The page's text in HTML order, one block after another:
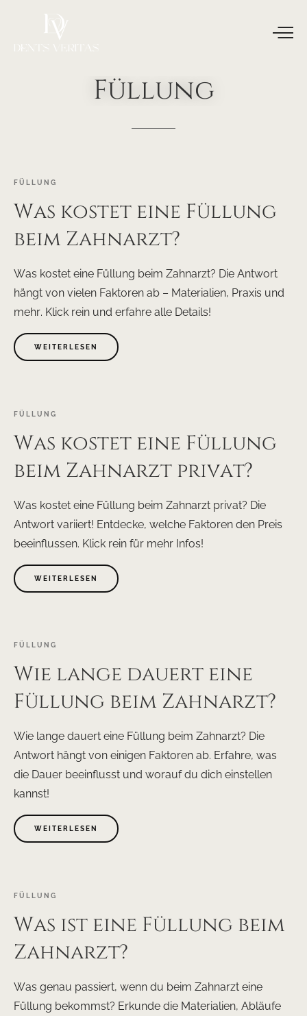
Füllung
FÜLLUNG
Was kostet eine Füllung
beim Zahnarzt?
Was kostet eine Füllung beim Zahnarzt? Die Antwort
hängt von vielen Faktoren ab – Materialien, Praxis und
mehr. Klick rein und erfahre alle Details!
WEITERLESEN
FÜLLUNG
Was kostet eine Füllung
beim Zahnarzt privat?
Was kostet eine Füllung beim Zahnarzt privat? Die
Antwort variiert! Entdecke, welche Faktoren den Preis
beeinflussen. Klick rein für mehr Infos!
WEITERLESEN
FÜLLUNG
Wie lange dauert eine
Füllung beim Zahnarzt?
Wie lange dauert eine Füllung beim Zahnarzt? Die
Antwort hängt von einigen Faktoren ab. Erfahre, was
die Dauer beeinflusst und worauf du dich einstellen
kannst!
WEITERLESEN
FÜLLUNG
Was ist eine Füllung beim
Zahnarzt?
Was genau passiert, wenn du beim Zahnarzt eine
Füllung bekommst? Erkunde die Materialien, Abläufe